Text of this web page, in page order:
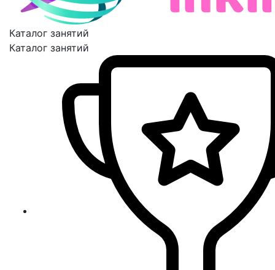
Каталог занятий
Каталог занятий